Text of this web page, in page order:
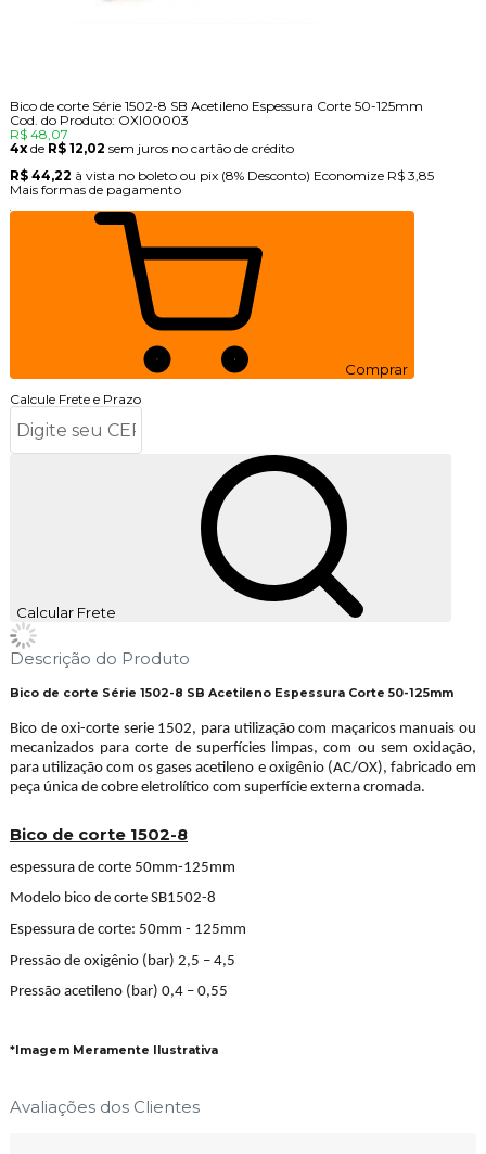
Bico de corte Série 1502-8 SB Acetileno Espessura Corte 50-125mm
Cod. do Produto: OXI00003
R$ 48,07
4xde R$ 12,02 sem juros no cartão de crédito
R$ 44,22 à vista no boleto ou pix (8% Desconto) Economize R$ 3,85
Mais formas de pagamento
Comprar
Calcule Frete e Prazo
Calcular Frete
Descrição do Produto
Bico de corte Série 1502-8 SB Acetileno Espessura Corte 50-125mm
Bico de oxi-corte serie 1502, para utilização com maçaricos manuais ou
mecanizados para corte de superfícies limpas, com ou sem oxidação,
para utilização com os gases acetileno e oxigênio (AC/OX), fabricado em
peça única de cobre eletrolítico com superfície externa cromada.
Bico de corte 1502-8
espessura de corte 50mm-125mm
Modelo bico de corte SB1502-8
Espessura de corte: 50mm - 125mm
Pressão de oxigênio (bar) 2,5 – 4,5
Pressão acetileno (bar) 0,4 – 0,55
*Imagem Meramente Ilustrativa
Avaliações dos Clientes